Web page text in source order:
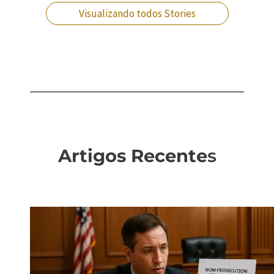
Visualizando todos Stories
Artigos Recentes